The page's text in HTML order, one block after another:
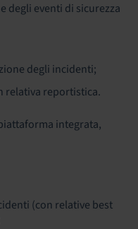
degli eventi di sicurezza
degli incidenti;
relativa reportistica.
integrata,
(con relative best